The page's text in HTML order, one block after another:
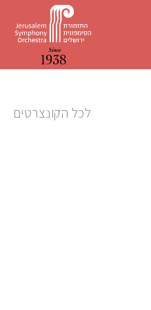
לכל הקונצרטים